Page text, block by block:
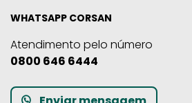
WHATSAPP CORSAN
Atendimento pelo número
0800 646 6444